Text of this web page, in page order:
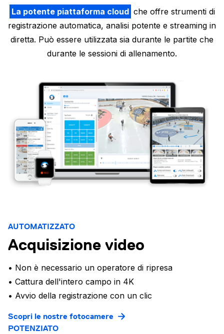
La potente piattaforma cloud che offre strumenti di
registrazione automatica, analisi potente e streaming in
diretta. Può essere utilizzata sia durante le partite che
durante le sessioni di allenamento.
AUTOMATIZZATO
Acquisizione video
• Non è necessario un operatore di ripresa
• Cattura dell'intero campo in 4K
• Avvio della registrazione con un clic
Scopri le nostre fotocamere
POTENZIATO